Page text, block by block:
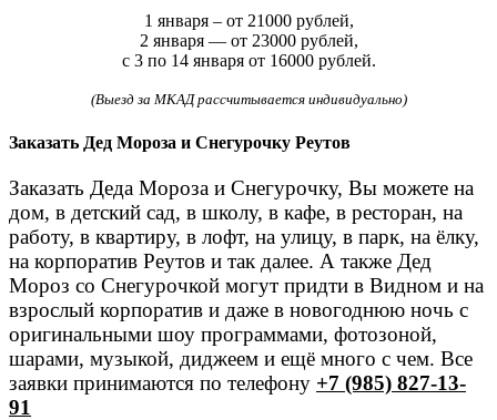
1 января – от 21000 рублей,
2 января — от 23000 рублей,
с 3 по 14 января от 16000 рублей.
(Выезд за МКАД рассчитывается индивидуально)
Заказать Дед Мороза и Снегурочку Реутов
Заказать Деда Мороза и Снегурочку, Вы можете на
дом, в детский сад, в школу, в кафе, в ресторан, на
работу, в квартиру, в лофт, на улицу, в парк, на ёлку,
на корпоратив Реутов и так далее. А также Дед
Мороз со Снегурочкой могут придти в Видном и на
взрослый корпоратив и даже в новогоднюю ночь с
оригинальными шоу программами, фотозоной,
шарами, музыкой, диджеем и ещё много с чем. Все
заявки принимаются по телефону +7 (985) 827-13-
91